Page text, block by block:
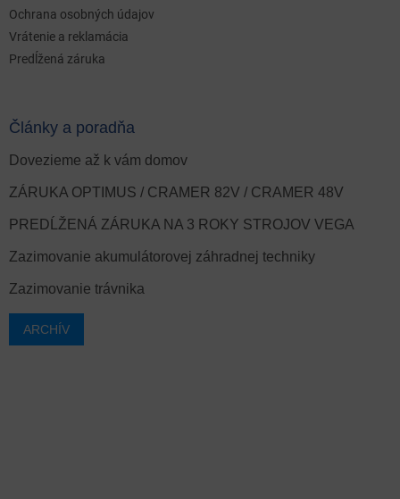
Ochrana osobných údajov
Vrátenie a reklamácia
Predĺžená záruka
Články a poradňa
Dovezieme až k vám domov
ZÁRUKA OPTIMUS / CRAMER 82V / CRAMER 48V
PREDĹŽENÁ ZÁRUKA NA 3 ROKY STROJOV VEGA
Zazimovanie akumulátorovej záhradnej techniky
Zazimovanie trávnika
ARCHÍV